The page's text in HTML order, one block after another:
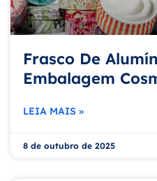
Frasco De
Embalagem
LEIA MAIS »
8 de outubro de 2025